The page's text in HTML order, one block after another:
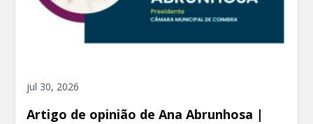
jul 30, 2026
Artigo de opinião de Ana Abrunhosa |